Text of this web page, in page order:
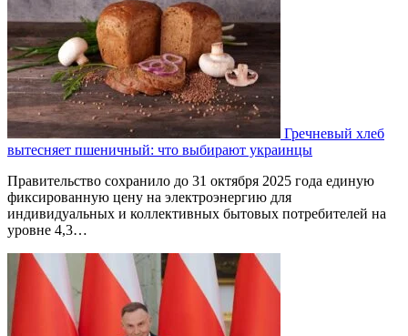
Гречневый хлеб
вытесняет пшеничный: что выбирают украинцы
Правительство сохранило до 31 октября 2025 года единую
фиксированную цену на электроэнергию для
индивидуальных и коллективных бытовых потребителей на
уровне 4,3…